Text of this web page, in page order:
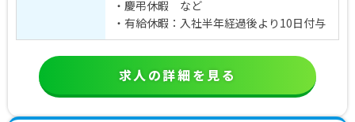
・慶弔休暇 など
・有給休暇：入社半年経過後より10日付与
求人の詳細を見る